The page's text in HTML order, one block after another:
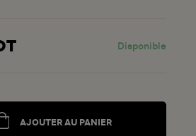
Disponible
AJOUTER AU PANIER